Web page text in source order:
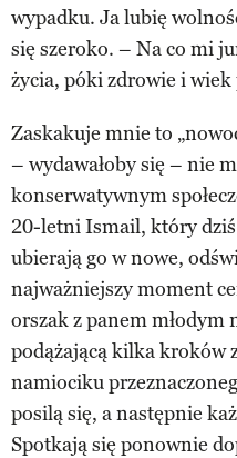
wypadku. Ja lubię
się szeroko. – Na co mi
życia, póki zdrowie i wiek
Zaskakuje mnie to
– wydawałoby się – nie
konserwatywnym
20-letni Ismail, który dziś
ubierają go w nowe,
najważniejszy moment
orszak z panem młodym
podążającą kilka kroków
namiociku
posilą się, a następnie
Spotkają się ponownie